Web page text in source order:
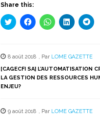
Share this:
Cliquez
pour
une
nouvelle
fenêtre)
Cliquez
pour
une
nouvelle
fenêtre)
Cliquez
pour
une
nouvelle
fenêtre)
Cliquez
pour
une
nouvelle
fenêtre)
pour
une
8 août 2018 , Par LOME GAZETTE
[CAGECFI SA] L’AUTOMATISATION
LA GESTION DES RESSOURCES
ENJEU?
9 août 2018 , Par LOME GAZETTE